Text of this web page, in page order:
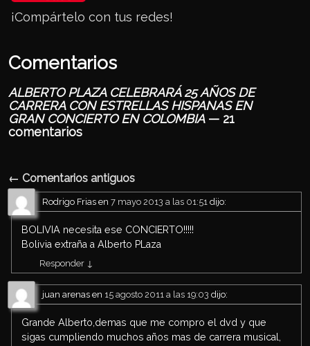
ats
tter
eb
¡Compártelo con tus redes!
Comentarios
ALBERTO PLAZA CELEBRARÁ 25 AÑOS DE
CARRERA CON ESTRELLAS HISPANAS EN
GRAN CONCIERTO EN COLOMBIA— 21
comentarios
Navegación de comentarios
← Comentarios antiguos
Rodrigo Frias en 7 mayo 2013 a las 01:51 dijo:
BOLIVIA necesita ese CONCIERTO!!!!!
Bolivia extraña a Alberto PLaza
Responder ↓
juan arenas en 15 agosto 2011 a las 19:03 dijo:
Grande Alberto,demas que me compro el dvd y que
sigas cumpliendo muchos años mas de carrera musical,